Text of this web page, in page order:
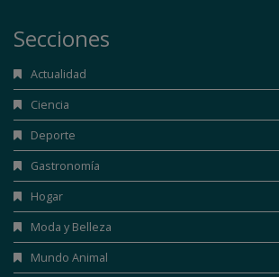
Secciones
Actualidad
Ciencia
Deporte
Gastronomía
Hogar
Moda y Belleza
Mundo Animal